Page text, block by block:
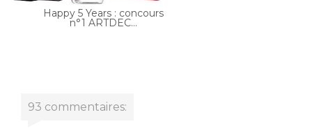
fabou 12 novembre 2014 à 20:52